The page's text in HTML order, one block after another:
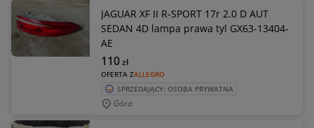
JAGUAR XF II R-SPORT 17r 2.0 D AUT
SEDAN 4D lampa prawa tyl GX63-13404-
AE
OFERTA ZALLEGRO
110zł
SPRZEDAJĄCY: OSOBA PRYWATNA
Góra